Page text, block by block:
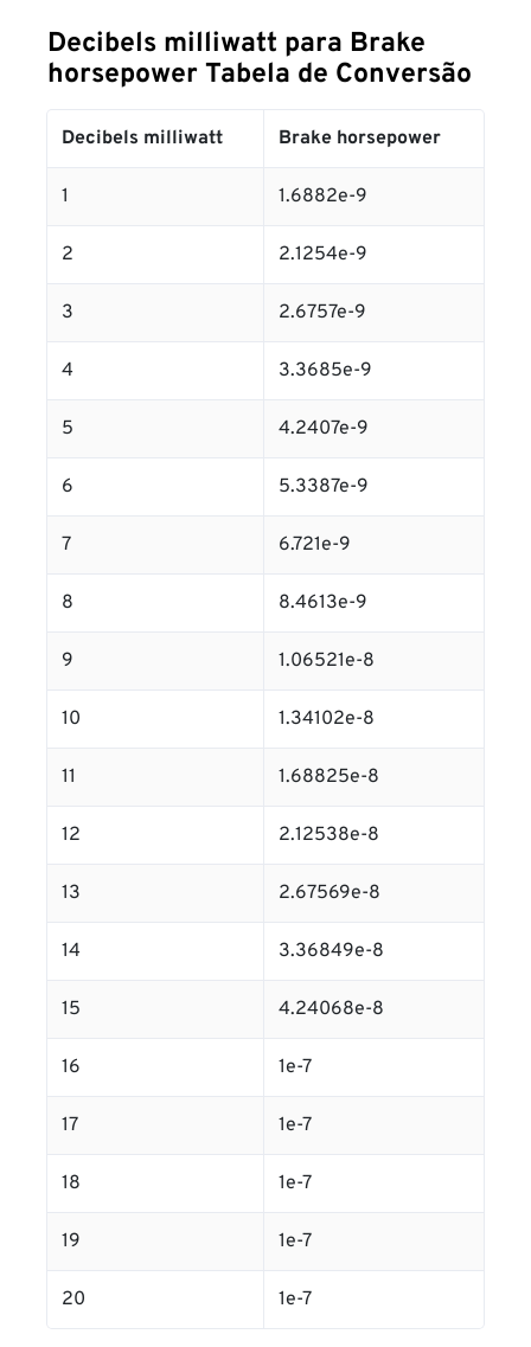
Decibels milliwatt para Brake
horsepower Tabela de Conversão
Decibels milliwatt Brake horsepower
1 1.6882e-9
2 2.1254e-9
3 2.6757e-9
4 3.3685e-9
5 4.2407e-9
6 5.3387e-9
7 6.721e-9
8 8.4613e-9
9 1.06521e-8
10 1.34102e-8
11 1.68825e-8
12 2.12538e-8
13 2.67569e-8
14 3.36849e-8
15 4.24068e-8
16 1e-7
17 1e-7
18 1e-7
19 1e-7
20 1e-7